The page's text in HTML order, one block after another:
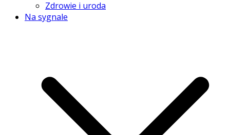
Zdrowie i uroda
Na sygnale